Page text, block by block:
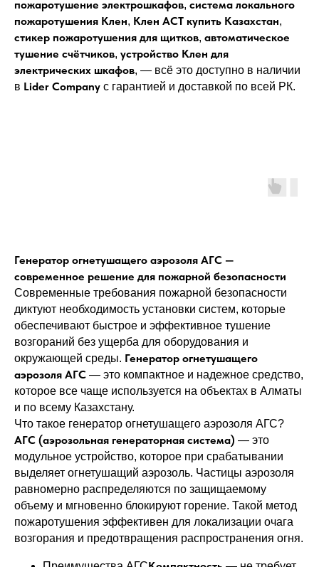
пожаротушение электрошкафов, система локального
пожаротушения Клен, Клен АСТ купить Казахстан,
стикер пожаротушения для щитков, автоматическое
тушение счётчиков, устройство Клен для
электрических шкафов, — всё это доступно в наличии
в Lider Company с гарантией и доставкой по всей РК.
Генератор огнетушащего аэрозоля АГС —
современное решение для пожарной безопасности
Современные требования пожарной безопасности
диктуют необходимость установки систем, которые
обеспечивают быстрое и эффективное тушение
возгораний без ущерба для оборудования и
окружающей среды. Генератор огнетушащего
аэрозоля АГС — это компактное и надежное средство,
которое все чаще используется на объектах в Алматы
и по всему Казахстану.
Что такое генератор огнетушащего аэрозоля АГС?
АГС (аэрозольная генераторная система) — это
модульное устройство, которое при срабатывании
выделяет огнетушащий аэрозоль. Частицы аэрозоля
равномерно распределяются по защищаемому
объему и мгновенно блокируют горение. Такой метод
пожаротушения эффективен для локализации очага
возгорания и предотвращения распространения огня.